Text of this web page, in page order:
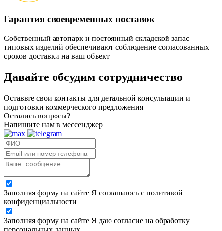
Гарантия своевременных поставок
Собственный автопарк и постоянный складской запас
типовых изделий обеспечивают соблюдение согласованных
сроков доставки на ваш объект
Давайте обсудим сотрудничество
Оставьте свои контакты для детальной консультации и
подготовки коммерческого предложения
Остались вопросы?
Напишите нам в мессенджер
Заполняя форму на сайте Я соглашаюсь с политикой
конфиденциальности
Заполняя форму на сайте Я даю согласие на обработку
персональных данных.